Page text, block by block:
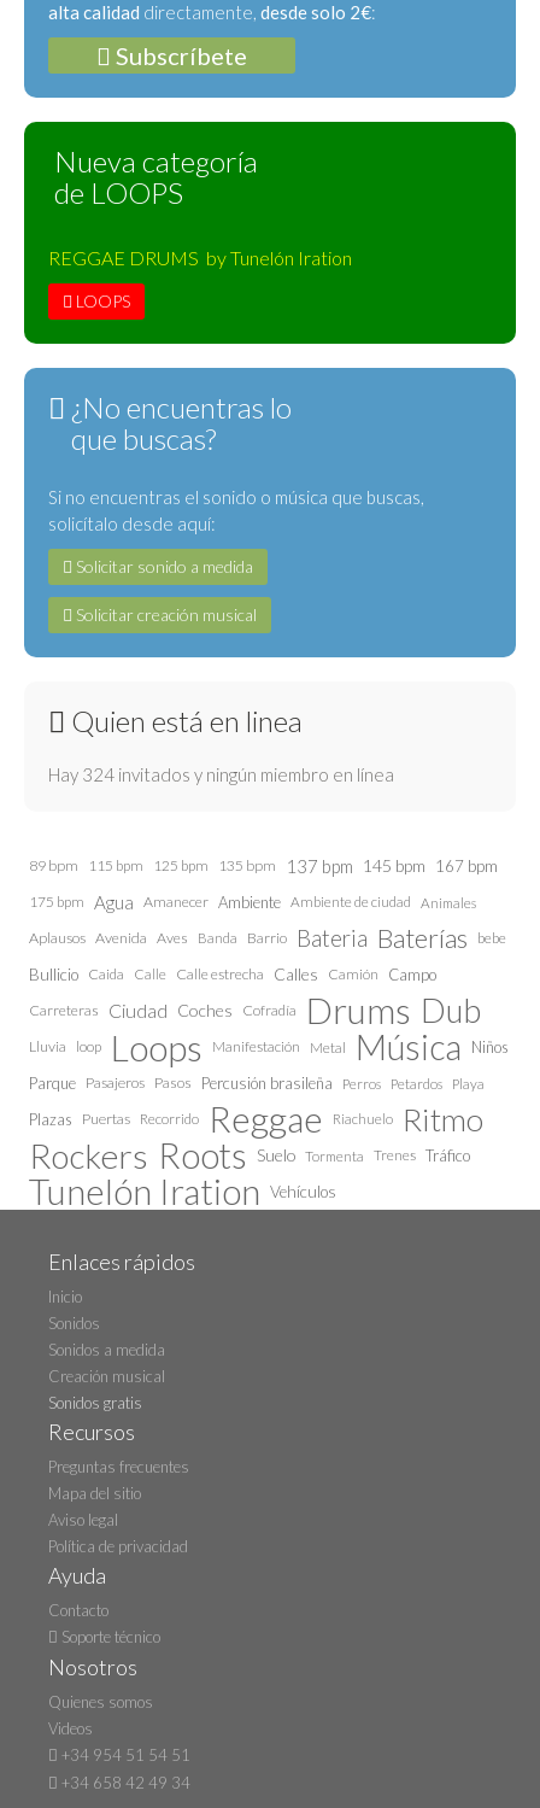
alta calidad directamente, desde solo 2€:
Subscríbete
Nueva categoría
de LOOPS
REGGAE DRUMS by Tunelón Iration
LOOPS
¿No encuentras lo
que buscas?
Si no encuentras el sonido o música que buscas,
solicítalo desde aquí:
Solicitar sonido a medida
Solicitar creación musical
Quien está en linea
Hay 324 invitados y ningún miembro en línea
89 bpm 115 bpm 125 bpm 135 bpm 137 bpm 145 bpm 167 bpm
175 bpm Agua Amanecer Ambiente Ambiente de ciudad Animales
Aplausos Avenida Aves Banda Barrio Bateria Baterías bebe
Bullicio Caida Calle Calle estrecha Calles Camión Campo
Carreteras Ciudad Coches Cofradía Drums Dub
Lluvia loop Loops Manifestación Metal Música
Niños
Parque Pasajeros Pasos Percusión brasileña Perros Petardos Playa
Plazas Puertas Recorrido Reggae Riachuelo Ritmo
Rockers Roots Suelo Tormenta Trenes Tráfico
Tunelón Iration Vehículos
Enlaces rápidos
Inicio
Sonidos
Sonidos a medida
Creación musical
Sonidos gratis
Recursos
Preguntas frecuentes
Mapa del sitio
Aviso legal
Política de privacidad
Ayuda
Contacto
Soporte técnico
Nosotros
Quienes somos
Videos
+34 954 51 54 51
+34 658 42 49 34